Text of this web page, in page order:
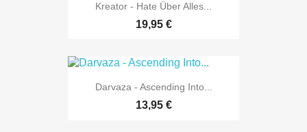
Kreator - Hate Über Alles...
19,95 €
Darvaza - Ascending Into...
13,95 €